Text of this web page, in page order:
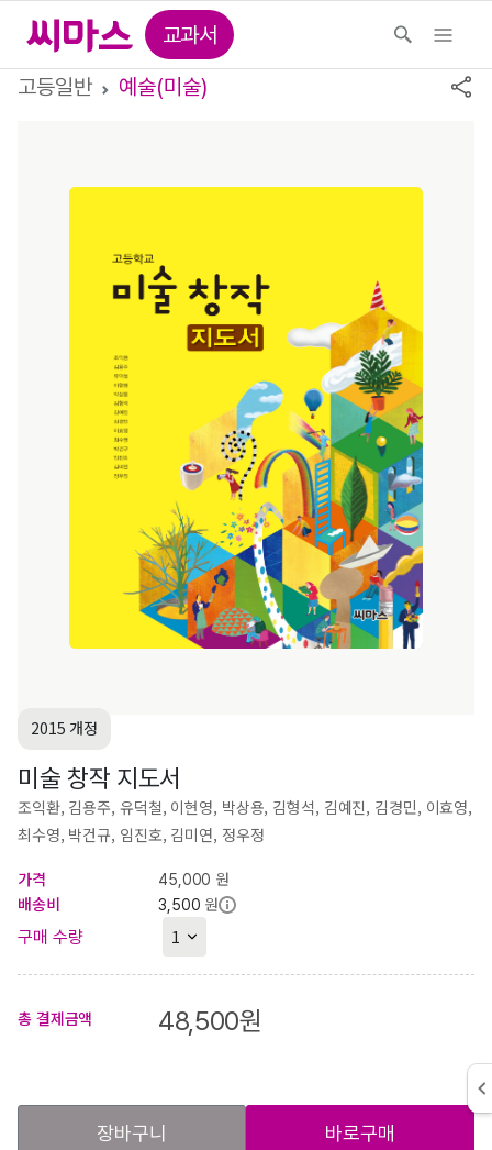
교과서
고등일반
예술(미술)
2015 개정
미술 창작 지도서
조익환, 김용주, 유덕철, 이현영, 박상용, 김형석, 김예진, 김경민, 이효영,
최수영, 박건규, 임진호, 김미연, 정우정
가격
45,000 원
배송비
3,500 원
구매 수량
총 결제금액 48,500원
장바구니 바로구매